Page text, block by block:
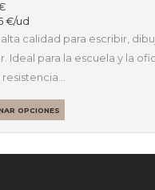
€/ud
calidad para escribir,
Ideal para la escuela y la
OPCIONES